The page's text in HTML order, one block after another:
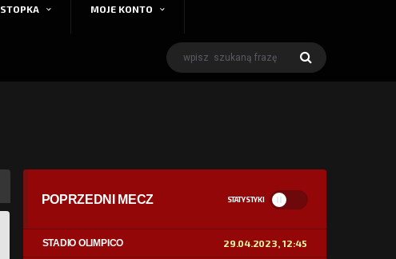
STOPKA MOJE KONTO
POPRZEDNI MECZ STATYSTYKI
STADIO OLIMPICO 29.04.2023, 12:45